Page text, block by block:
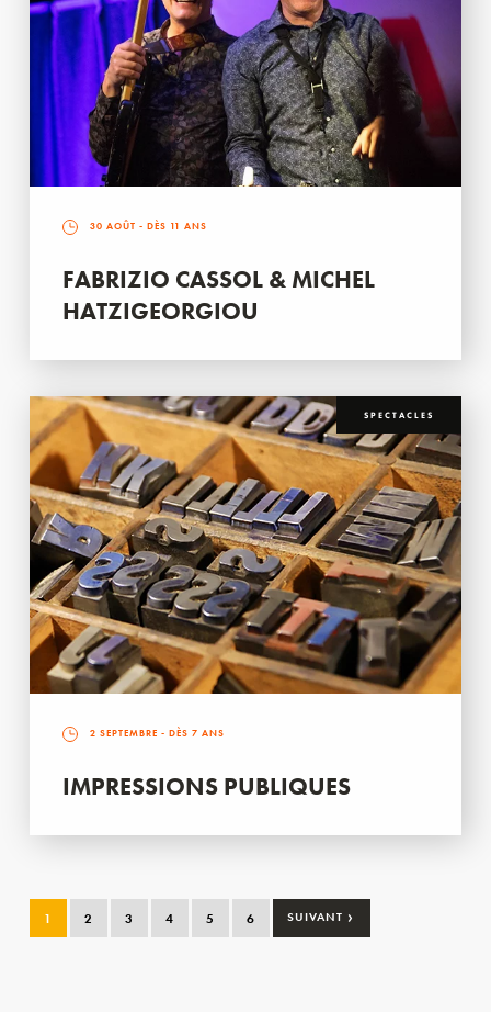
30 AOÛT - DÈS 11 ANS
FABRIZIO CASSOL & MICHEL
HATZIGEORGIOU
SPECTACLES
2 SEPTEMBRE - DÈS 7 ANS
IMPRESSIONS PUBLIQUES
1 2 3 4 5 6 SUIVANT ›